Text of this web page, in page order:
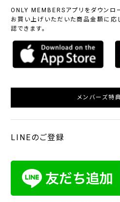
ONLY MEMBERSアプリをダウンロー
お買い上げいただいた商品金額に応
認できます。
メンバーズ特
LINEのご登録